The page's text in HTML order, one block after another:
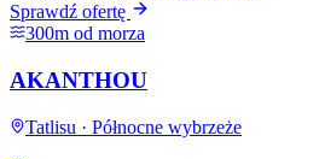
Sprawdź ofertę
300m od morza
AKANTHOU
Tatlisu · Północne wybrzeże